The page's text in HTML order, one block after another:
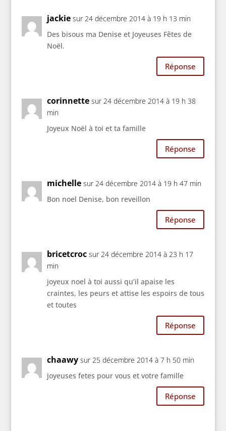
jackie sur 24 décembre 2014 à 19 h 13 min
Des bisous ma Denise et Joyeuses Fêtes de
Noël.
Réponse
corinnette sur 24 décembre 2014 à 19 h 38
min
Joyeux Noël à toi et ta famille
Réponse
michelle sur 24 décembre 2014 à 19 h 47 min
Bon noel Denise, bon reveillon
Réponse
bricetcroc sur 24 décembre 2014 à 23 h 17
min
joyeux noel à toi aussi qu’il apaise les
craintes, les peurs et attise les espoirs de tous
et toutes
Réponse
chaawy sur 25 décembre 2014 à 7 h 50 min
joyeuses fetes pour vous et votre famille
Réponse